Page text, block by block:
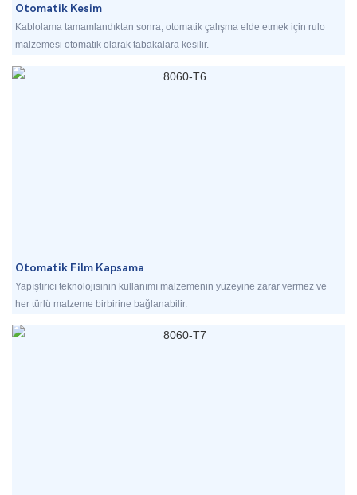
Otomatik Kesim
Kablolama tamamlandıktan sonra, otomatik çalışma elde etmek için rulo
malzemesi otomatik olarak tabakalara kesilir.
Otomatik Film Kapsama
Yapıştırıcı teknolojisinin kullanımı malzemenin yüzeyine zarar vermez ve
her türlü malzeme birbirine bağlanabilir.